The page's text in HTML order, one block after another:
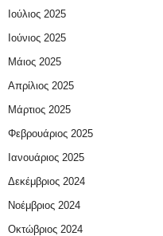
Ιούλιος 2025
Ιούνιος 2025
Μάιος 2025
Απρίλιος 2025
Μάρτιος 2025
Φεβρουάριος 2025
Ιανουάριος 2025
Δεκέμβριος 2024
Νοέμβριος 2024
Οκτώβριος 2024